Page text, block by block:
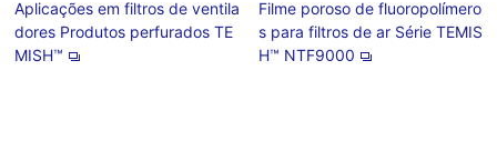
Aplicações em filtros de ventila
dores Produtos perfurados TE
MISH™
Filme poroso de fluoropolímero
s para filtros de ar Série TEMIS
H™ NTF9000